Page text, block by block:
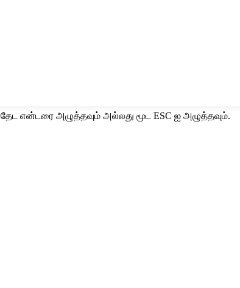
தேட என்டரை அழுத்தவும் அல்லது மூட ESC ஐ அழுத்தவும்.